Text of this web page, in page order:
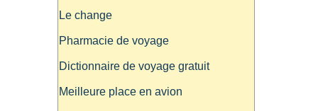
Le change
Pharmacie de voyage
Dictionnaire de voyage gratuit
Meilleure place en avion